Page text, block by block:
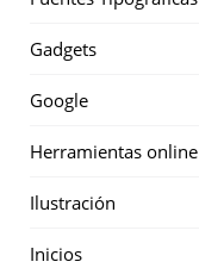
Gadgets
Google
Herramientas online
Ilustración
Inicios